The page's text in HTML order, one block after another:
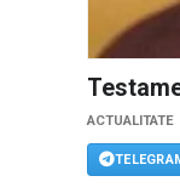
ACTUALITATE